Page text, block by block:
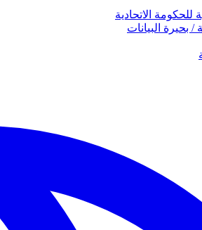
للحكومة الاتحادية
البيانات